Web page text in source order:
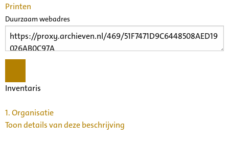
Printen
Duurzaam webadres
Inventaris
1.Organisatie
Toon details van deze beschrijving